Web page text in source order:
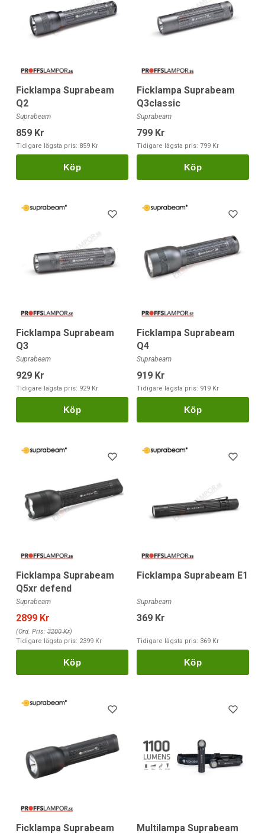
Ficklampa Suprabeam
Q2
Suprabeam
859 Kr
Tidigare lägsta pris: 859 Kr
Köp
Ficklampa Suprabeam
Q3classic
Suprabeam
799 Kr
Tidigare lägsta pris: 799 Kr
Köp
Ficklampa Suprabeam
Q3
Suprabeam
929 Kr
Tidigare lägsta pris: 929 Kr
Köp
Ficklampa Suprabeam
Q4
Suprabeam
919 Kr
Tidigare lägsta pris: 919 Kr
Köp
Ficklampa Suprabeam
Q5xr defend
Suprabeam
2899 Kr
(Ord. Pris: 3200 Kr)
Tidigare lägsta pris: 2399 Kr
Köp
Ficklampa Suprabeam E1
Suprabeam
369 Kr
Tidigare lägsta pris: 369 Kr
Köp
Ficklampa Suprabeam
Multilampa Suprabeam